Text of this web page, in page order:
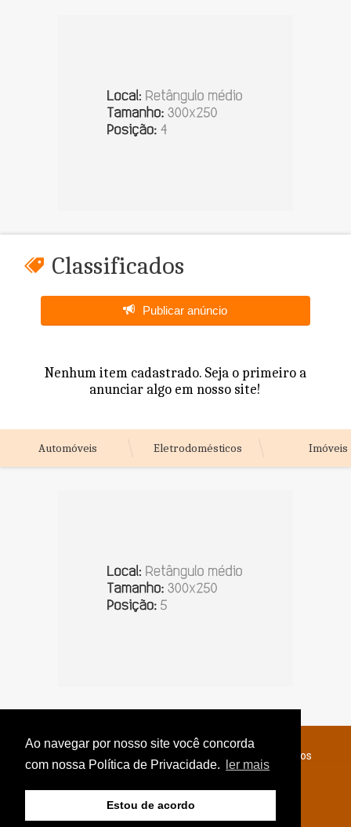
Ao navegar por nosso site você concorda
com nossa Política de Privacidade.
ler mais
Estou de acordo
Classificados
Publicar anúncio
Nenhum item cadastrado. Seja o primeiro a
anunciar algo em nosso site!
Automóveis Eletrodomésticos Imóveis
© Copyright 2026 - Jornal do Interior - Todos os direitos
reservados